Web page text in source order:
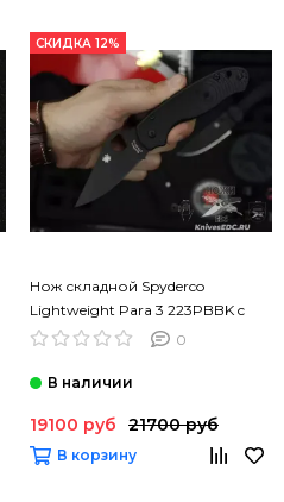
СКИДКА 12%
Нож складной Spyderco
Lightweight Para 3 223PBBK c
клинком из стали CTS-BD1,
0
19100 руб 21700 руб
В корзину